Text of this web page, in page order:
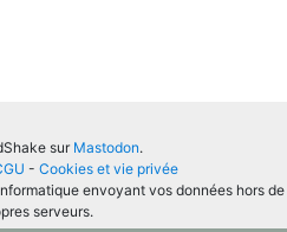
sur Mastodon.
- Cookies et vie privée
envoyant vos données hors de
serveurs.